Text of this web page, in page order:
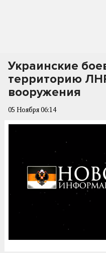
Украинские
территорию
вооружения
05 Ноября 06:14